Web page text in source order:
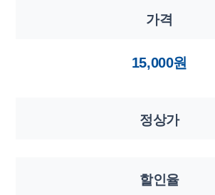
가격
15,000원
정상가
할인율